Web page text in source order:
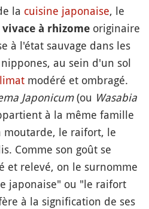
la cuisine japonaise, le
à rhizome originaire
à l'état sauvage dans les
au sein d'un sol
modéré et ombragé.
Japonicum(ou Wasabia
à la même famille
moutarde, le raifort, le
Comme son goût se
et relevé, on le surnomme
japonaise" ou "le raifort
à la signification de ses